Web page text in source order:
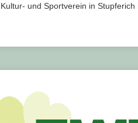
Kultur- und Sportverein in Stupferich